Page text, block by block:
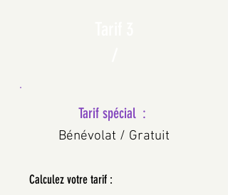
Tarif spécial :
Bénévolat / Gratuit
Calculez votre tarif :